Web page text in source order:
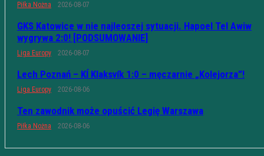
Piłka Nożna 2026-08-07
GKS Katowice w nie najleoszej sytuacji. Hapoel Tel Awiw
wygrywa 2:0! [PODSUMOWANIE]
Liga Europy 2026-08-07
Lech Poznań – KÍ Klaksvík 1:0 – męczarnie „Kolejorza”!
Liga Europy 2026-08-06
Ten zawodnik może opuścić Legię Warszawa
Piłka Nożna 2026-08-06